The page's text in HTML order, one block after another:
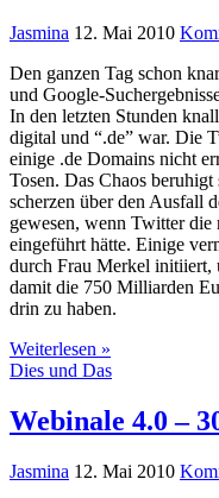
Jasmina 12. Mai 2010
Den ganzen Tag schon
und Google-
In den letzten Stunden
digital und “.de” war. Die
einige .de Domains nicht
Tosen. Das Chaos
scherzen über den Ausfall
gewesen, wenn Twitter
eingeführt hätte. Einige
durch Frau Merkel initiiert,
damit die 750 Milliarden
drin zu haben.
Weiterlesen »
Dies und Das
Webinale 4.0 –
Jasmina 12. Mai 2010